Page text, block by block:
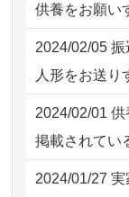
2026/08/01
た。 手続...
2026/07/18 大
してくださ...
2026/07/15
の雛人形で...
2026/07/15 お
供養をお願い
2024/02/05 振
人形をお送り
2024/02/01 供
掲載されてい
2024/01/27 実